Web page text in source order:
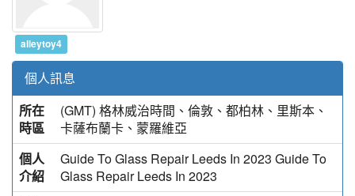
alleytoy4
個人訊息
所在
時區
(GMT) 格林威治時間、倫敦、都柏林、里斯本、
卡薩布蘭卡、蒙羅維亞
個人
介紹
Guide To Glass Repair Leeds In 2023 Guide To
Glass Repair Leeds In 2023